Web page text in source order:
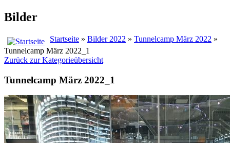
Bilder
Startseite » Bilder 2022 » Tunnelcamp März 2022 »
Tunnelcamp März 2022_1
Zurück zur Kategorieübersicht
Tunnelcamp März 2022_1